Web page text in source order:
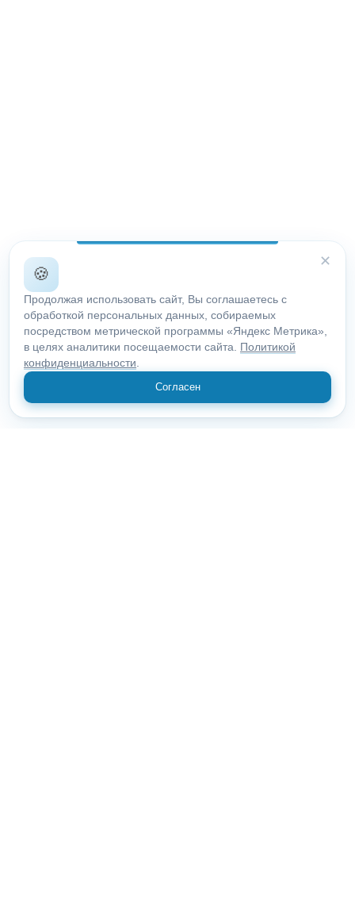
✕
🍪
Продолжая использовать сайт, Вы соглашаетесь с
обработкой персональных данных, собираемых
посредством метрической программы «Яндекс Метрика»,
в целях аналитики посещаемости сайта. Политикой
конфиденциальности.
Согласен